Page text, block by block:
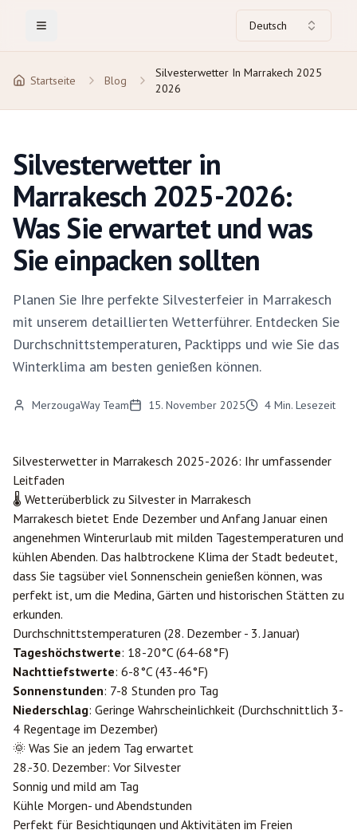
Toggle Menu Deutsch
Startseite Blog
Silvesterwetter In Marrakech 2025
2026
Silvesterwetter in
Marrakesch 2025-2026:
Was Sie erwartet und was
Sie einpacken sollten
Planen Sie Ihre perfekte Silvesterfeier in Marrakesch
mit unserem detaillierten Wetterführer. Entdecken Sie
Durchschnittstemperaturen, Packtipps und wie Sie das
Winterklima am besten genießen können.
MerzougaWay Team 15. November 2025 4 Min. Lesezeit
Silvesterwetter in Marrakesch 2025-2026: Ihr umfassender
Leitfaden
🌡️ Wetterüberblick zu Silvester in Marrakesch
Marrakesch bietet Ende Dezember und Anfang Januar einen
angenehmen Winterurlaub mit milden Tagestemperaturen und
kühlen Abenden. Das halbtrockene Klima der Stadt bedeutet,
dass Sie tagsüber viel Sonnenschein genießen können, was
perfekt ist, um die Medina, Gärten und historischen Stätten zu
erkunden.
Durchschnittstemperaturen (28. Dezember - 3. Januar)
Tageshöchstwerte: 18-20°C (64-68°F)
Nachttiefstwerte: 6-8°C (43-46°F)
Sonnenstunden: 7-8 Stunden pro Tag
Niederschlag: Geringe Wahrscheinlichkeit (Durchschnittlich 3-
4 Regentage im Dezember)
🌞 Was Sie an jedem Tag erwartet
28.-30. Dezember: Vor Silvester
Sonnig und mild am Tag
Kühle Morgen- und Abendstunden
Perfekt für Besichtigungen und Aktivitäten im Freien